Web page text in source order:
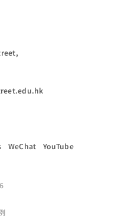
WeChat
YouTube